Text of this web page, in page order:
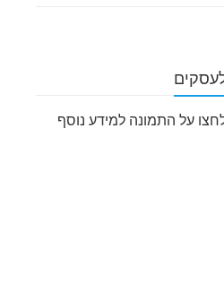
על התמונה למידע נוסף